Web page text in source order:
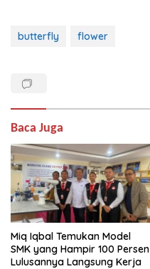
neque. Integer commodo
vitae. Etiam nulla elit,
posuere non…
butterfly flower
Baca Juga
Miq Iqbal Temukan Model
SMK yang Hampir 100 Persen
Lulusannya Langsung Kerja